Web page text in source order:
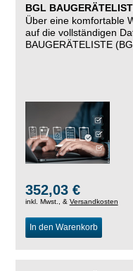
BGL
Über eine komfortable
auf die vollständigen
BAUGERÄTELISTE
352,03 €
inkl. Mwst., & Versandkosten
In den Warenkorb